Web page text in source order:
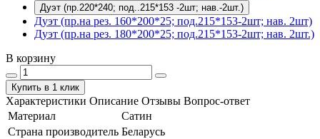
Дуэт (пр.220*240; под..215*153 -2шт; нав.-2шт.)
Дуэт (пр.на рез. 160*200*25; под.215*153-2шт; нав. 2шт)
Дуэт (пр.на рез. 180*200*25; под.215*153-2шт; нав. 2шт.)
В корзину
Купить в 1 клик
Характеристики Описание Отзывы Вопрос-ответ
Материал
Сатин
Страна производитель Беларусь